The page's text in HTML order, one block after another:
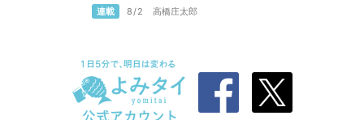
連載 8/2 高橋庄太郎